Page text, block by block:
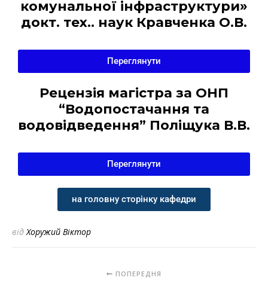
комунальної інфраструктури»
докт. тех.. наук Кравченка О.В.
Переглянути
Рецензія магістра за ОНП
“Водопостачання та
водовідведення” Поліщука В.В.
Переглянути
на головну сторінку кафедри
відХоружий Віктор
ПОПЕРЕДНЯ